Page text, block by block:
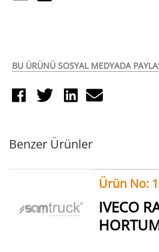
BU ÜRÜNÜ SOSYAL MEDYADA
Benzer Ürünler
Ürün No:
IVECO